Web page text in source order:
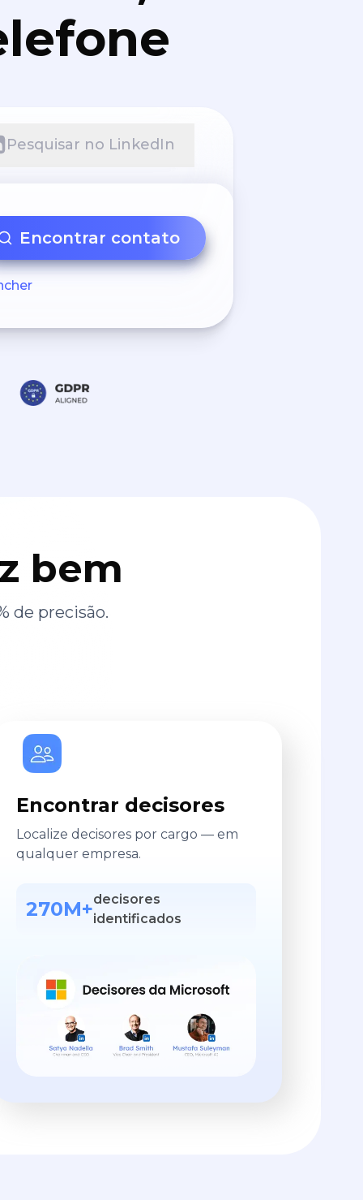
Pesquisar no LinkedIn
Encontrar contato
bem
de precisão.
Encontrar decisores
Localize decisores por cargo — em
qualquer empresa.
270M+decisores
identificados